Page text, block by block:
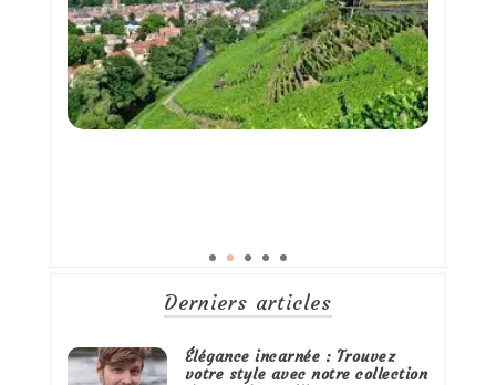
Derniers articles
Élégance incarnée : Trouvez
votre style avec notre collection